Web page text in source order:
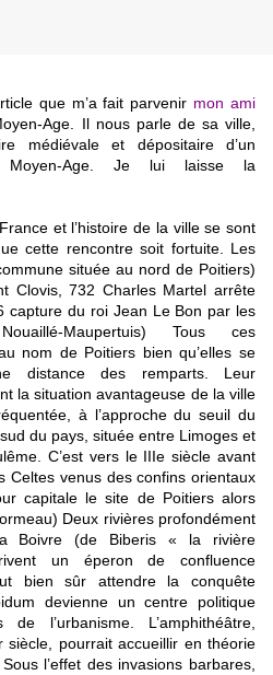
m’a fait parvenir mon ami
Age. Il nous parle de sa ville,
médiévale et dépositaire d’un
Moyen-Age. Je lui laisse la
l’histoire de la ville se sont
cette rencontre soit fortuite. Les
située au nord de Poitiers)
Clovis, 732 Charles Martel arrête
capture du roi Jean Le Bon par les
Maupertuis) Tous ces
nom de Poitiers bien qu’elles se
distance des remparts. Leur
la situation avantageuse de la ville
à l’approche du seuil du
du pays, située entre Limoges et
C’est vers le IIIe siècle avant
Celtes venus des confins orientaux
capitale le site de Poitiers alors
Deux rivières profondément
Boivre (de Biberis « la rivière
un éperon de confluence
bien sûr attendre la conquête
devienne un centre politique
l’urbanisme. L’amphithéâtre,
pourrait accueillir en théorie
l’effet des invasions barbares,